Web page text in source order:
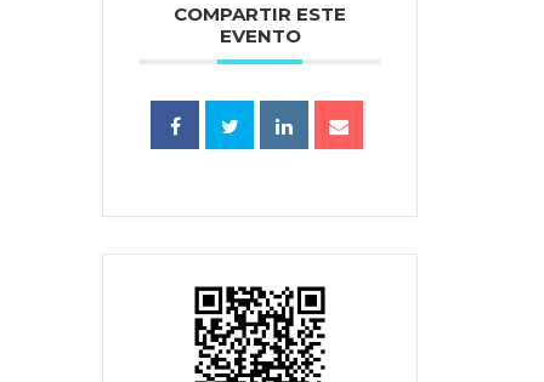
COMPARTIR ESTE
EVENTO